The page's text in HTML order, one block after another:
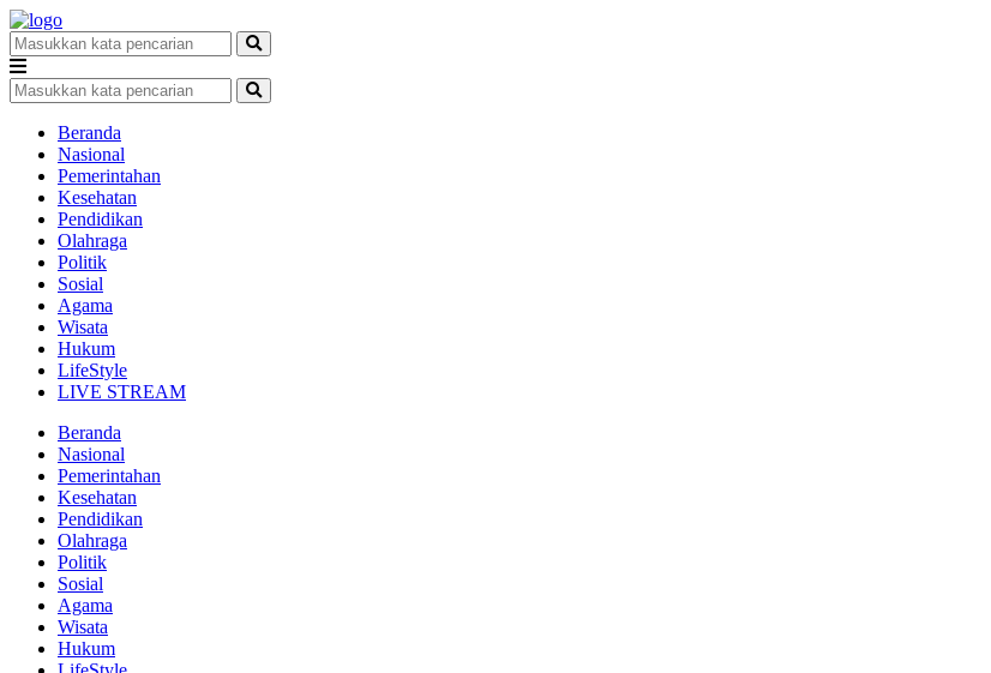
Beranda
Nasional
Pemerintahan
Kesehatan
Pendidikan
Olahraga
Politik
Sosial
Agama
Wisata
Hukum
LifeStyle
LIVE STREAM
Beranda
Nasional
Pemerintahan
Kesehatan
Pendidikan
Olahraga
Politik
Sosial
Agama
Wisata
Hukum